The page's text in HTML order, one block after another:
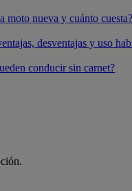
moto nueva y cuánto cuesta?
desventajas y uso
conducir sin carnet?